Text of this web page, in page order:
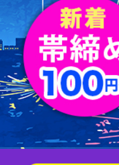
アクセサリー
袱紗
相良刺繍
螺鈿